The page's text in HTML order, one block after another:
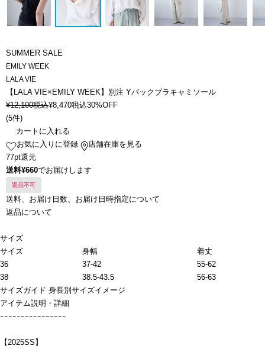
SUMMER SALE
EMILY WEEK
LALA VIE
【LALA VIE×EMILY WEEK】別注 Yバックブラキャミソール
¥12,100税込¥8,470税込30%OFF
(5件)
カートに入れる
お気に入りに登録
店舗在庫を見る
77pt還元
送料¥660でお届けします
返品不可
送料、お届け日数、お届け日時指定について
返品について
サイズ
サイズ
身幅
着丈
36
37-42
55-62
38
38.5-43.5
56-63
サイズガイド 身長別サイズイメージ
アイテム説明・詳細
ｰｰｰｰｰｰｰｰｰｰｰｰｰｰｰｰ
【2025SS】